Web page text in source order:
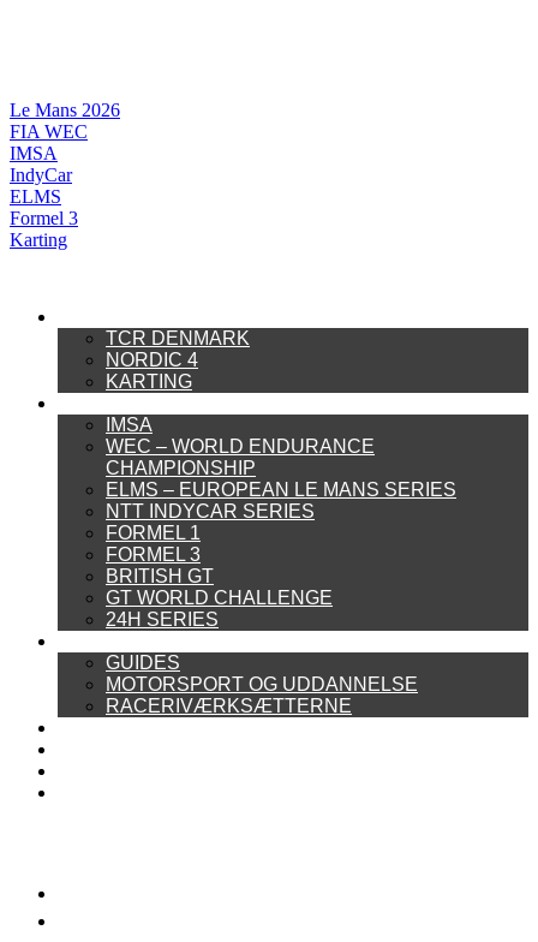
Le Mans 2026
FIA WEC
IMSA
IndyCar
ELMS
Formel 3
Karting
TCR DENMARK
NORDIC 4
KARTING
IMSA
WEC – WORLD ENDURANCE
CHAMPIONSHIP
ELMS – EUROPEAN LE MANS SERIES
NTT INDYCAR SERIES
FORMEL 1
FORMEL 3
BRITISH GT
GT WORLD CHALLENGE
24H SERIES
GUIDES
MOTORSPORT OG UDDANNELSE
RACERIVÆRKSÆTTERNE